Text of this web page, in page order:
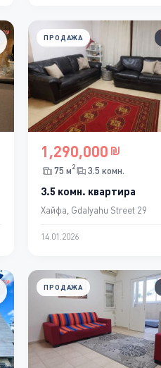
ПРОДАЖА
1,290,000
75 м2 3.5 комн.
3.5 комн. квартира
Хайфа, Gdalyahu Street 29
14.01.2026
ПРОДАЖА